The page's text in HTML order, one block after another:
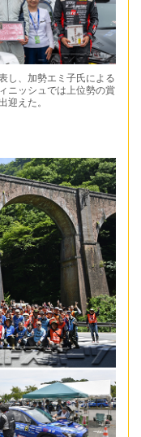
し、加勢エミ子氏による
ニッシュでは上位勢の賞
迎えた。